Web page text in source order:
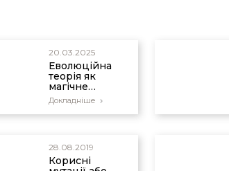
20.03.2025
Еволюційна
теорія як
магічне
мислення
Докладніше
28.08.2019
Корисні